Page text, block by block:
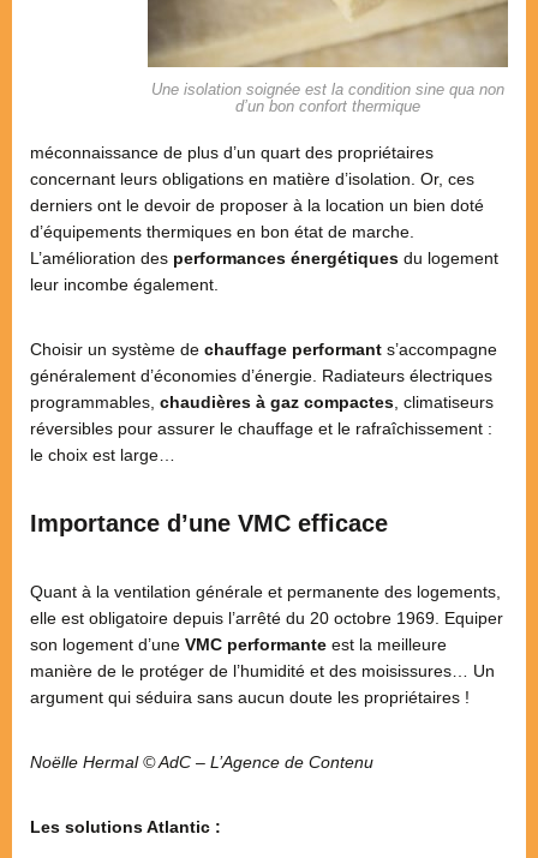
Une isolation soignée est la condition sine qua non
d’un bon confort thermique
méconnaissance de plus d’un quart des propriétaires
concernant leurs obligations en matière d’isolation. Or, ces
derniers ont le devoir de proposer à la location un bien doté
d’équipements thermiques en bon état de marche.
L’amélioration des performances énergétiques du logement
leur incombe également.
Choisir un système de chauffage performant s’accompagne
généralement d’économies d’énergie. Radiateurs électriques
programmables, chaudières à gaz compactes, climatiseurs
réversibles pour assurer le chauffage et le rafraîchissement :
le choix est large…
Importance d’une VMC efficace
Quant à la ventilation générale et permanente des logements,
elle est obligatoire depuis l’arrêté du 20 octobre 1969. Equiper
son logement d’une VMC performante est la meilleure
manière de le protéger de l’humidité et des moisissures… Un
argument qui séduira sans aucun doute les propriétaires !
Noëlle Hermal © AdC – L’Agence de Contenu
Les solutions Atlantic :